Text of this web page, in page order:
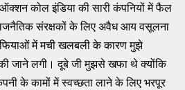
कोल इंडिया की सारी कंपनियों में फैल
संरक्षकों के लिए अवैध आय वसूलना
में मची खलबली के कारण मुझे
जाने लगी। दूबे जी मुझसे खफा थे क्योंकि
के कामों में स्वच्छता लाने के लिए भरपूर